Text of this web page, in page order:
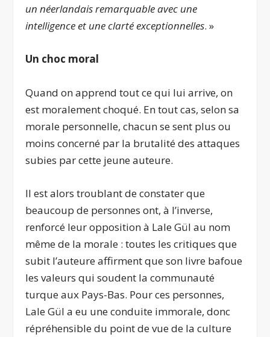
un néerlandais remarquable avec une
intelligence et une clarté exceptionnelles. »
Un choc moral
Quand on apprend tout ce qui lui arrive, on
est moralement choqué. En tout cas, selon sa
morale personnelle, chacun se sent plus ou
moins concerné par la brutalité des attaques
subies par cette jeune auteure.
Il est alors troublant de constater que
beaucoup de personnes ont, à l’inverse,
renforcé leur opposition à Lale Gül au nom
même de la morale : toutes les critiques que
subit l’auteure affirment que son livre bafoue
les valeurs qui soudent la communauté
turque aux Pays-Bas. Pour ces personnes,
Lale Gül a eu une conduite immorale, donc
répréhensible du point de vue de la culture